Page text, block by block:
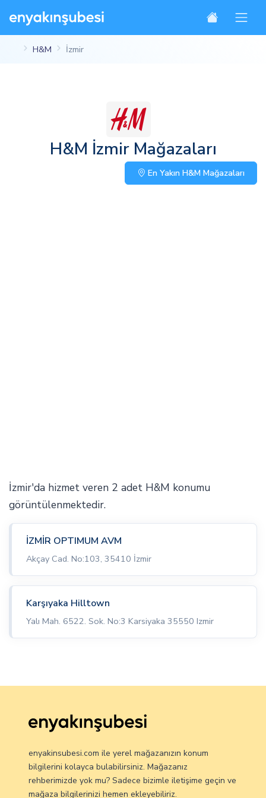
H&M İzmir
H&M İzmir Mağazaları
En Yakın H&M Mağazaları
İzmir'da hizmet veren 2 adet H&M konumu
görüntülenmektedir.
İZMİR OPTIMUM AVM
Akçay Cad. No:103, 35410 İzmir
Karşıyaka Hilltown
Yalı Mah. 6522. Sok. No:3 Karsiyaka 35550 Izmir
enyakinsubesi.com ile yerel mağazanızın konum
bilgilerini kolayca bulabilirsiniz. Mağazanız
rehberimizde yok mu? Sadece bizimle iletişime geçin ve
mağaza bilgilerinizi hemen ekleyebiliriz.